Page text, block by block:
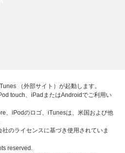
（外部サイト）が起動します。
touch、iPadまたはAndroidでご利用い
、iPodのロゴ、iTunesは、米国および他
のライセンスに基づき使用されていま
reserved.